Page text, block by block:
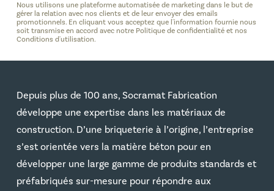
Nous utilisons une plateforme automatisée de marketing dans le but de
gérer la relation avec nos clients et de leur envoyer des emails
promotionnels. En cliquant vous acceptez que l'information fournie nous
soit transmise en accord avec notre Politique de confidentialité et nos
Conditions d'utilisation.
Depuis plus de 100 ans, Socramat Fabrication
développe une expertise dans les matériaux de
construction. D’une briqueterie à l’origine, l’entreprise
s’est orientée vers la matière béton pour en
développer une large gamme de produits standards et
préfabriqués sur-mesure pour répondre aux